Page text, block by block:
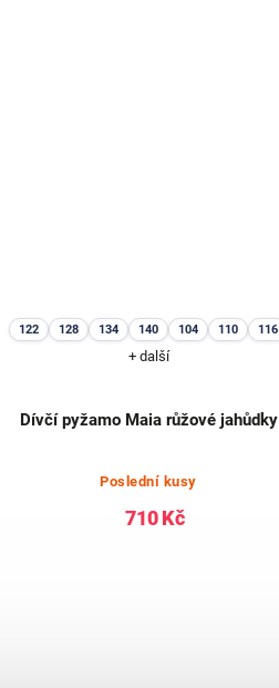
122 128 134 140 104 110 116
+ další
Dívčí pyžamo Maia růžové jahůdky
Poslední kusy
710 Kč